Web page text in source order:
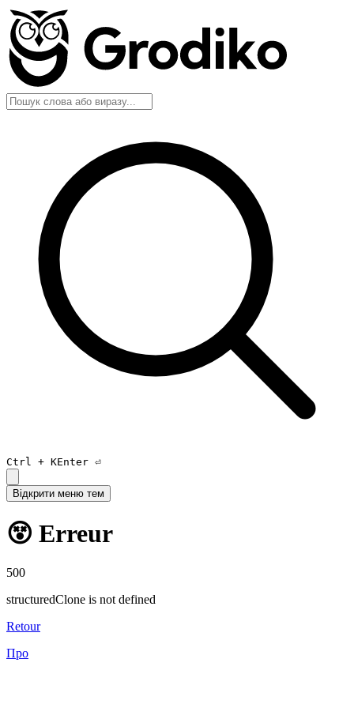
Ctrl + KEnter ⏎
Відкрити меню тем
😵 Erreur
500
structuredClone is not defined
Retour
Про